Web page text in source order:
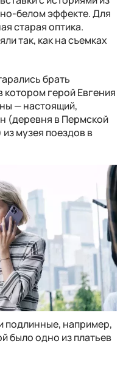
белом эффекте. Для
старая оптика.
так, как на съемках
брать
герой Евгения
— настоящий,
(деревня в Пермской
музея поездов в
подлинные, например,
было одно из платьев